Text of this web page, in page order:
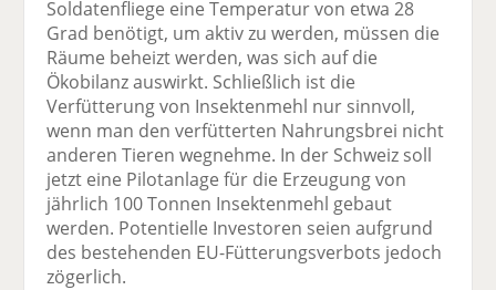
Soldatenfliege eine Temperatur von etwa 28
Grad benötigt, um aktiv zu werden, müssen die
Räume beheizt werden, was sich auf die
Ökobilanz auswirkt. Schließlich ist die
Verfütterung von Insektenmehl nur sinnvoll,
wenn man den verfütterten Nahrungsbrei nicht
anderen Tieren wegnehme. In der Schweiz soll
jetzt eine Pilotanlage für die Erzeugung von
jährlich 100 Tonnen Insektenmehl gebaut
werden. Potentielle Investoren seien aufgrund
des bestehenden EU-Fütterungsverbots jedoch
zögerlich.